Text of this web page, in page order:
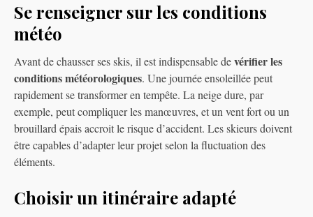
Se renseigner sur les conditions
météo
Avant de chausser ses skis, il est indispensable devérifier les
conditions météorologiques. Une journée ensoleillée peut
rapidement se transformer en tempête. La neige dure, par
exemple, peut compliquer les manœuvres, et un vent fort ou un
brouillard épais accroit le risque d’accident. Les skieurs doivent
être capables d’adapter leur projet selon la fluctuation des
éléments.
Choisir un itinéraire adapté